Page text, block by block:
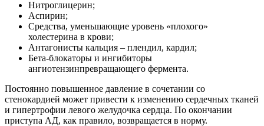
Нитроглицерин;
Аспирин;
Средства, уменьшающие уровень «плохого»
холестерина в крови;
Антагонисты кальция – плендил, кардил;
Бета-блокаторы и ингибиторы
ангиотензинпревращающего фермента.
Постоянно повышенное давление в сочетании со
стенокардией может привести к изменению сердечных тканей
и гипертрофии левого желудочка сердца. По окончании
приступа АД, как правило, возвращается в норму.